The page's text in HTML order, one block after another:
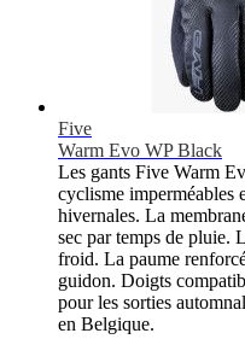
Five
Warm Evo WP Black
Les gants Five Warm
cyclisme imperméables
hivernales. La
sec par temps de pluie.
froid. La paume
guidon. Doigts
pour les sorties
en Belgique.